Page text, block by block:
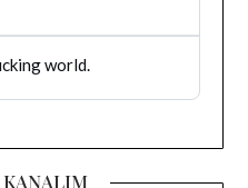
world.
KANALIM